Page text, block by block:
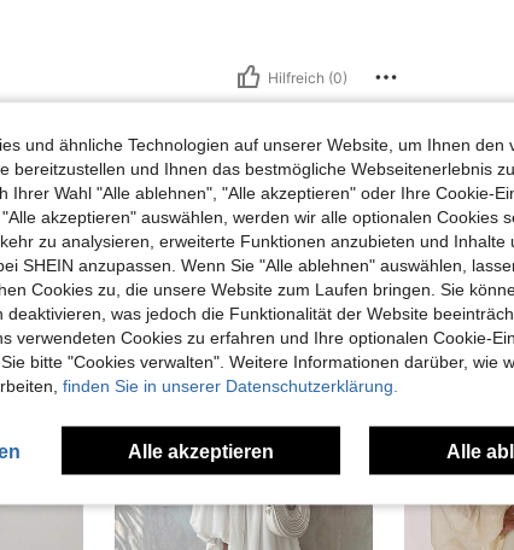
Hilfreich (0)
Angeschaut
und ähnliche Technologien auf unserer Website, um Ihnen den
bereitzustellen und Ihnen das bestmögliche Webseitenerlebnis
Ihrer Wahl "Alle ablehnen", "Alle akzeptieren" oder Ihre Cookie-
akzeptieren" auswählen, werden wir alle optionalen Cookies
zu analysieren, erweiterte Funktionen anzubieten und Inhalte
SHEIN anzupassen. Wenn Sie "Alle ablehnen" auswählen,
Cookies zu, die unsere Website zum Laufen bringen. Sie
deaktivieren, was jedoch die Funktionalität der Website
verwendeten Cookies zu erfahren und Ihre optionalen Cookie-
bitte "Cookies verwalten". Weitere Informationen darüber, wie
finden Sie in unserer Datenschutzerklärung.
Alle akzeptieren Alle